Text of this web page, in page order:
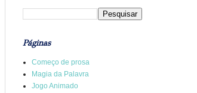
Páginas
Começo de prosa
Magia da Palavra
Jogo Animado